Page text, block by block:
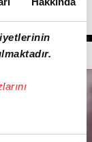
manipüle